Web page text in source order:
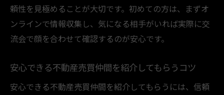
頼性を見極めることが大切です。初めての方は、まずオ
ンラインで情報収集し、気になる相手がいれば実際に交
流会で顔を合わせて確認するのが安心です。
安心できる不動産売買仲間を紹介してもらうコツ
安心できる不動産売買仲間を紹介してもらうには、信頼